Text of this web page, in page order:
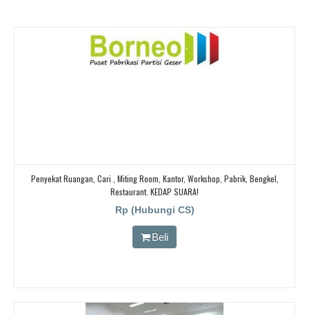
Penyekat Ruangan, Cari , Miting Room, Kantor, Workshop, Pabrik, Bengkel,
Restaurant. KEDAP SUARA!
Rp (Hubungi CS)
Beli